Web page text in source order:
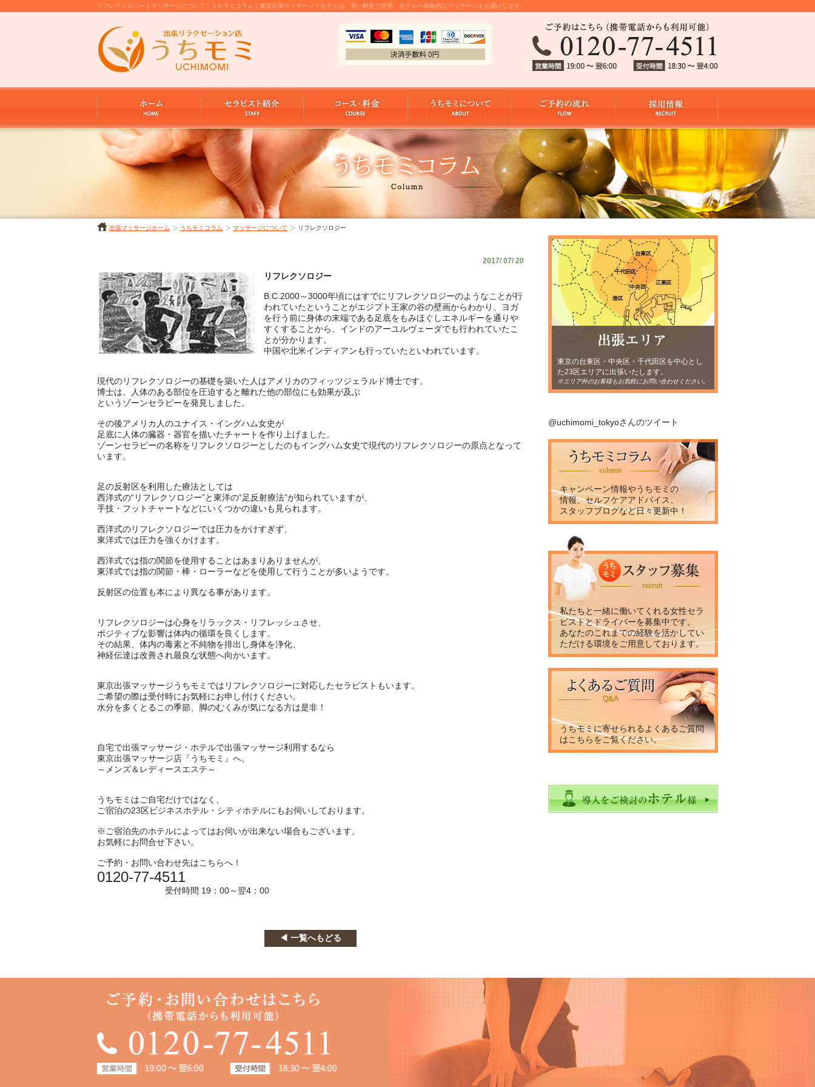
リフレクソロジー | マッサージについて | うちモミコラム｜東京出張マッサージうちモミは、安い料金で自宅、ホテルへ本格的なマッサージをお届けします。
出張マッサージホーム うちモミコラム マッサージについて リフレクソロジー
2017/ 07/ 20
リフレクソロジー
B.C.2000～3000年頃にはすでにリフレクソロジーのようなことが行
われていたということがエジプト王家の谷の壁画からわかり、ヨガ
を行う前に身体の末端である足底をもみほぐしエネルギーを通りや
すくすることから、インドのアーユルヴェーダでも行われていたこ
とが分かります。
中国や北米インディアンも行っていたといわれています。
現代のリフレクソロジーの基礎を築いた人はアメリカのフィッツジェラルド博士です。
博士は、人体のある部位を圧迫すると離れた他の部位にも効果が及ぶ
というゾーンセラピーを発見しました。
その後アメリカ人のユナイス・イングハム女史が
足底に人体の臓器・器官を描いたチャートを作り上げました。
ゾーンセラピーの名称をリフレクソロジーとしたのもイングハム女史で現代のリフレクソロジーの原点となって
います。
足の反射区を利用した療法としては
西洋式の“リフレクソロジー”と東洋の“足反射療法”が知られていますが、
手技・フットチャートなどにいくつかの違いも見られます。
西洋式のリフレクソロジーでは圧力をかけすぎず、
東洋式では圧力を強くかけます。
西洋式では指の関節を使用することはあまりありませんが、
東洋式では指の関節・棒・ローラーなどを使用して行うことが多いようです。
反射区の位置も本により異なる事があります。
リフレクソロジーは心身をリラックス・リフレッシュさせ、
ポジティブな影響は体内の循環を良くします。
その結果、体内の毒素と不純物を排出し身体を浄化、
神経伝達は改善され最良な状態へ向かいます。
東京出張マッサージうちモミではリフレクソロジーに対応したセラピストもいます。
ご希望の際は受付時にお気軽にお申し付けください。
水分を多くとるこの季節、脚のむくみが気になる方は是非！
自宅で出張マッサージ・ホテルで出張マッサージ利用するなら
東京出張マッサージ店『うちモミ』へ。
～メンズ＆レディースエステ～
うちモミはご自宅だけではなく、
ご宿泊の23区ビジネスホテル・シティホテルにもお伺いしております。
※ご宿泊先のホテルによってはお伺いが出来ない場合もございます。
お気軽にお問合せ下さい。
ご予約・お問い合わせ先はこちらへ！
0120-77-4511
受付時間 19：00～翌4：00
◀ 一覧へもどる
東京の台東区・中央区・千代田区を中心とし
た23区エリアに出張いたします。
※エリア外のお客様もお気軽にお問い合わせください。
@uchimomi_tokyoさんのツイート
キャンペーン情報やうちモミの
情報、セルフケアアドバイス、
スタッフブログなど日々更新中！
私たちと一緒に働いてくれる女性セラ
ピストとドライバーを募集中です。
あなたのこれまでの経験を活かしてい
ただける環境をご用意しております。
うちモミに寄せられるよくあるご質問
はこちらをご覧ください。